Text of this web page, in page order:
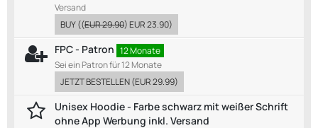
Versand
BUY((EUR 29.90)EUR 23.90)
FPC - Patron 12 Monate
Sei ein Patron für 12 Monate
JETZT BESTELLEN(EUR 29.99)
Unisex Hoodie - Farbe schwarz mit weißer Schrift
ohne App Werbung inkl. Versand